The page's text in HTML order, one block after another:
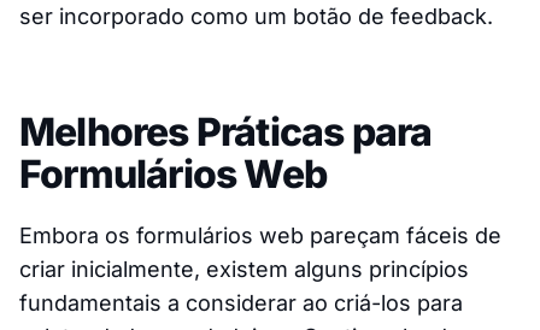
ser incorporado como um botão de feedback.
Melhores Práticas para
Formulários Web
Embora os formulários web pareçam fáceis de
criar inicialmente, existem alguns princípios
fundamentais a considerar ao criá-los para